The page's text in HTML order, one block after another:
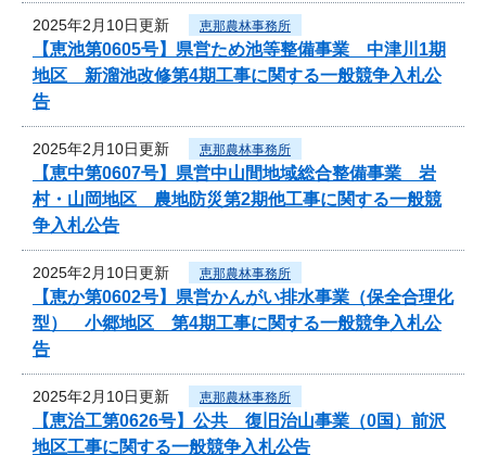
2025年2月10日更新 恵那農林事務所
【恵池第0605号】県営ため池等整備事業 中津川1期
地区 新溜池改修第4期工事に関する一般競争入札公
告
2025年2月10日更新 恵那農林事務所
【恵中第0607号】県営中山間地域総合整備事業 岩
村・山岡地区 農地防災第2期他工事に関する一般競
争入札公告
2025年2月10日更新 恵那農林事務所
【恵か第0602号】県営かんがい排水事業（保全合理化
型） 小郷地区 第4期工事に関する一般競争入札公
告
2025年2月10日更新 恵那農林事務所
【恵治工第0626号】公共 復旧治山事業（0国）前沢
地区工事に関する一般競争入札公告